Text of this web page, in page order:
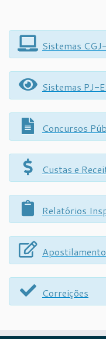
Sistemas
Sistemas PJ-
Concursos
Custas e
Relatórios
Apostilamento
Correições